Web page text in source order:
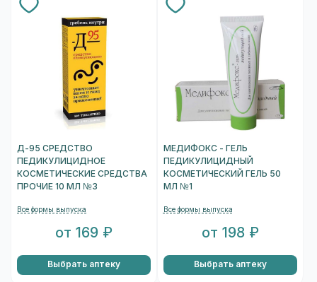
Д-95 СРЕДСТВО
ПЕДИКУЛИЦИДНОЕ
КОСМЕТИЧЕСКИЕ СРЕДСТВА
ПРОЧИЕ 10 МЛ №3
Все формы выпуска
от 169 ₽
Выбрать аптеку
МЕДИФОКС - ГЕЛЬ
ПЕДИКУЛИЦИДНЫЙ
КОСМЕТИЧЕСКИЙ ГЕЛЬ 50
МЛ №1
Все формы выпуска
от 198 ₽
Выбрать аптеку